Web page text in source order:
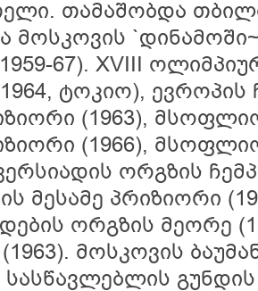
თამაშობდა
მოსკოვის
67). XVIII
ტოკიო), ევროპის
(1963),
(1966),
ორგზის
მესამე პრიზიორი
ორგზის მეორე
მოსკოვის
სასწავლებლის